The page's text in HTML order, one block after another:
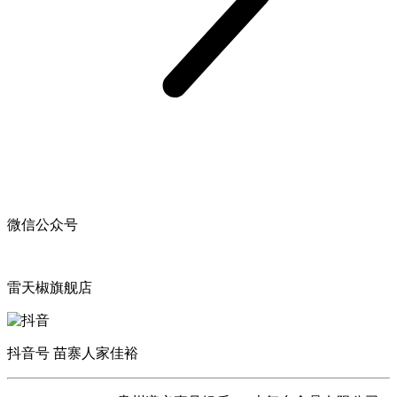
微信公众号
雷天椒旗舰店
抖音号 苗寨人家佳裕